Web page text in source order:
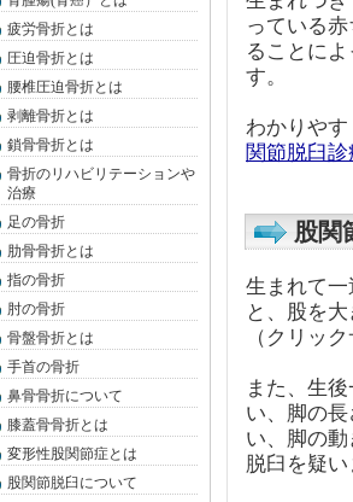
っている
ることに
す。
わかりや
関節脱臼
股関
生まれて
と、股を
（クリッ
また、生
い、脚の
い、脚の
脱臼を疑
疲労骨折とは
圧迫骨折とは
腰椎圧迫骨折とは
剥離骨折とは
鎖骨骨折とは
骨折のリハビリテーションや
治療
足の骨折
肋骨骨折とは
指の骨折
肘の骨折
骨盤骨折とは
手首の骨折
鼻骨骨折について
膝蓋骨骨折とは
変形性股関節症とは
股関節脱臼について